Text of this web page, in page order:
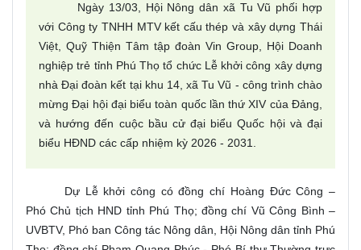
Ngày 13/03, Hội Nông dân xã Tu Vũ phối hợp
với Công ty TNHH MTV kết cấu thép và xây dựng Thái
Việt, Quỹ Thiện Tâm tập đoàn Vin Group, Hội Doanh
nghiệp trẻ tỉnh Phú Thọ tổ chức Lễ khởi công xây dựng
nhà Đại đoàn kết tại khu 14, xã Tu Vũ - công trình chào
mừng Đại hội đại biểu toàn quốc lần thứ XIV của Đảng,
và hướng đến cuộc bầu cử đại biểu Quốc hội và đại
biểu HĐND các cấp nhiệm kỳ 2026 - 2031.
Dự Lễ khởi công có đồng chí Hoàng Đức Công –
Phó Chủ tịch HND tỉnh Phú Thọ; đồng chí Vũ Công Bình –
UVBTV, Phó ban Công tác Nông dân, Hội Nông dân tỉnh Phú